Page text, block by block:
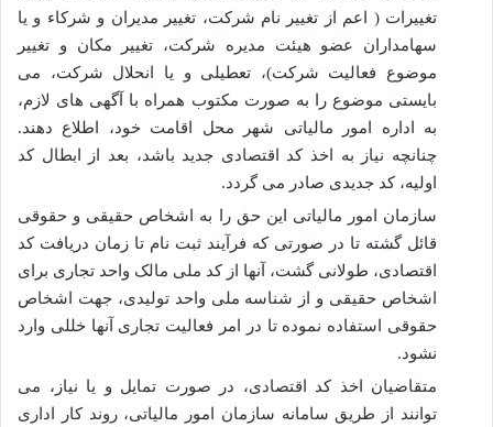
تغییرات ( اعم از تغییر نام شرکت، تغییر مدیران و شرکاء و یا
سهامداران عضو هیئت مدیره شرکت، تغییر مکان و تغییر
موضوع فعالیت شرکت)، تعطیلی و یا انحلال شرکت، می
بایستی موضوع را به صورت مکتوب همراه با آگهی های لازم،
به اداره امور مالیاتی شهر محل اقامت خود، اطلاع دهند.
چنانچه نیاز به اخذ کد اقتصادی جدید باشد، بعد از ابطال کد
اولیه، کد جدیدی صادر می گردد.
سازمان امور مالیاتی این حق را به اشخاص حقیقی و حقوقی
قائل گشته تا در صورتی که فرآیند ثبت نام تا زمان دریافت کد
اقتصادی، طولانی گشت، آنها از کد ملی مالک واحد تجاری برای
اشخاص حقیقی و از شناسه ملی واحد تولیدی، جهت اشخاص
حقوقی استفاده نموده تا در امر فعالیت تجاری آنها خللی وارد
نشود.
متقاضیان اخذ کد اقتصادی، در صورت تمایل و یا نیاز، می
توانند از طریق سامانه سازمان امور مالیاتی، روند کار اداری